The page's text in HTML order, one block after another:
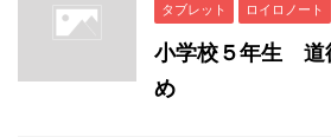
タブレット
ロイロノート
小学校５年生
め